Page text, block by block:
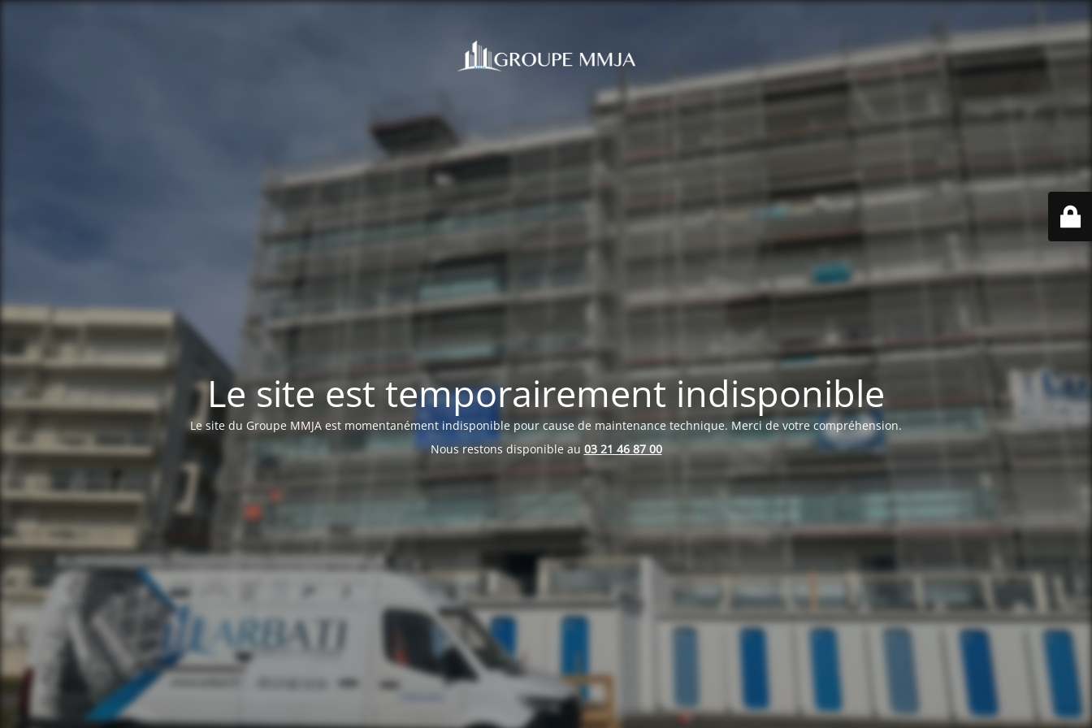
Le site est temporairement indisponible
Le site du Groupe MMJA est momentanément indisponible pour cause de maintenance technique. Merci de votre compréhension.
Nous restons disponible au 03 21 46 87 00